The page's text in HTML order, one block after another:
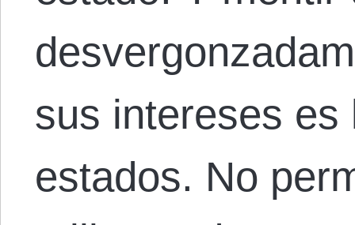
sus intereses es
estados. No